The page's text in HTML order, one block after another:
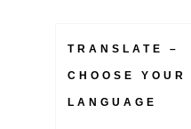
TRANSLATE –
CHOOSE YOUR
LANGUAGE